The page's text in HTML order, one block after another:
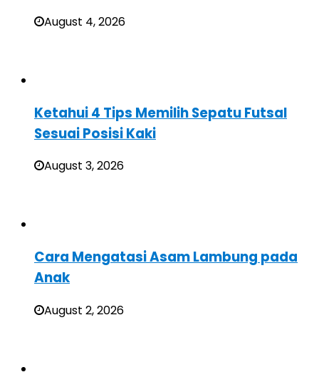
August 4, 2026
Ketahui 4 Tips Memilih Sepatu Futsal
Sesuai Posisi Kaki
August 3, 2026
Cara Mengatasi Asam Lambung pada
Anak
August 2, 2026